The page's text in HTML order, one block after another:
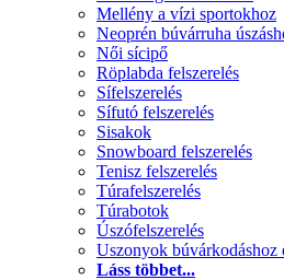
Mellény a vízi sportokhoz
Neoprén búvárruha
Női sícipő
Röplabda felszerelés
Sífelszerelés
Sífutó felszerelés
Sisakok
Snowboard felszerelés
Tenisz felszerelés
Túrafelszerelés
Túrabotok
Úszófelszerelés
Uszonyok búvárkodáshoz
Láss többet...